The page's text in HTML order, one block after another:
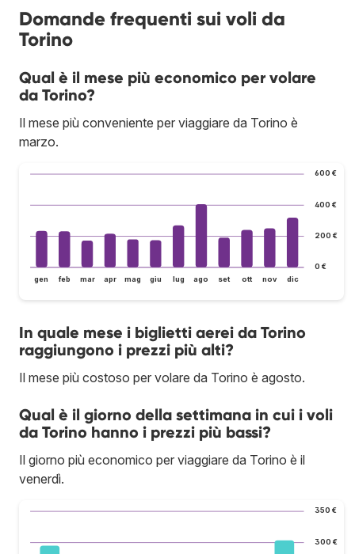
Domande frequenti sui voli da
Torino
Qual è il mese più economico per volare
da Torino?
Il mese più conveniente per viaggiare da Torino è
marzo.
0 €
200 €
400 €
600 €
gen feb mar apr mag giu lug ago set ott nov dic
In quale mese i biglietti aerei da Torino
raggiungono i prezzi più alti?
Il mese più costoso per volare da Torino è agosto.
Qual è il giorno della settimana in cui i voli
da Torino hanno i prezzi più bassi?
Il giorno più economico per viaggiare da Torino è il
venerdì.
300 €
350 €